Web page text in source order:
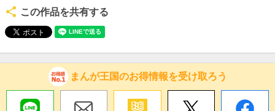
この作品を共有する
まんが王国のお得情報を受け取ろう